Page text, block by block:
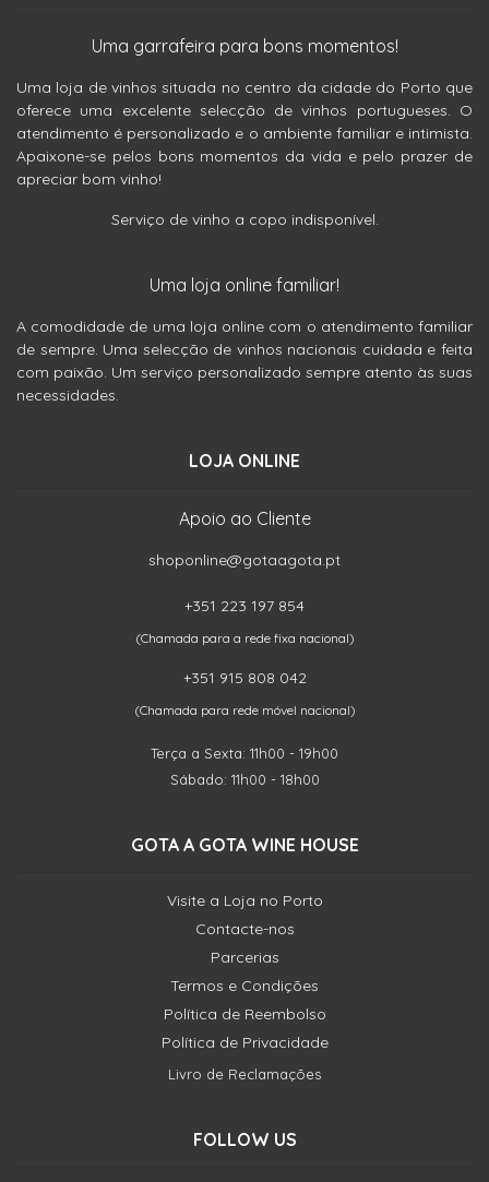
Uma garrafeira para bons momentos!
Uma loja de vinhos situada no centro da cidade do Porto que
oferece uma excelente selecção de vinhos portugueses. O
atendimento é personalizado e o ambiente familiar e intimista.
Apaixone-se pelos bons momentos da vida e pelo prazer de
apreciar bom vinho!
Serviço de vinho a copo indisponível.
Uma loja online familiar!
A comodidade de uma loja online com o atendimento familiar
de sempre. Uma selecção de vinhos nacionais cuidada e feita
com paixão. Um serviço personalizado sempre atento às suas
necessidades.
LOJA ONLINE
Apoio ao Cliente
shoponline@gotaagota.pt
+351 223 197 854
(Chamada para a rede fixa nacional)
+351 915 808 042
(Chamada para rede móvel nacional)
Terça a Sexta: 11h00 - 19h00
Sábado: 11h00 - 18h00
GOTA A GOTA WINE HOUSE
Visite a Loja no Porto
Contacte-nos
Parcerias
Termos e Condições
Política de Reembolso
Política de Privacidade
Livro de Reclamações
FOLLOW US